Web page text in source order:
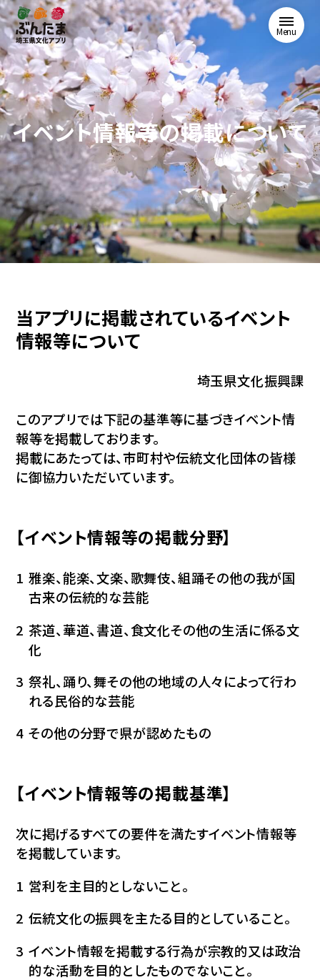
Menu
イベント情報等の掲載について
当アプリに掲載されているイベント
情報等について
埼玉県文化振興課
このアプリでは下記の基準等に基づきイベント情
報等を掲載しております。
掲載にあたっては、市町村や伝統文化団体の皆様
に御協力いただいています。
【イベント情報等の掲載分野】
雅楽、能楽、文楽、歌舞伎、組踊その他の我が国
古来の伝統的な芸能
茶道、華道、書道、食文化その他の生活に係る文
化
祭礼、踊り、舞その他の地域の人々によって行わ
れる民俗的な芸能
その他の分野で県が認めたもの
【イベント情報等の掲載基準】
次に掲げるすべての要件を満たすイベント情報等
を掲載しています。
営利を主目的としないこと。
伝統文化の振興を主たる目的としていること。
イベント情報を掲載する行為が宗教的又は政治
的な活動を目的としたものでないこと。